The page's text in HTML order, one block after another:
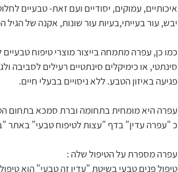
איכותיים, עמוקים, יסודיים ועם זאת- טבעיים
יבש, עור בעייתי,בעיות עור שונות, אקנה של
כמו כן, עפרה מתמחה בייצור מוצרי טיפוח
סינתטי, או כימיקלים סינתטיים רעילים לסביבה
פגיעה באיזון הטבע. ללא ניסויים בבעלי חיים.
עפרה היא מומחית בתחומה וברת סמכא בתחום
כ "עפרה עדין" בדף "עצות לטיפוח טבעי" באתר
עפרה מספרת על הטיפול שלה :
טיפול פנים טבעי בשיטת "עדין זה טבעי" הוא